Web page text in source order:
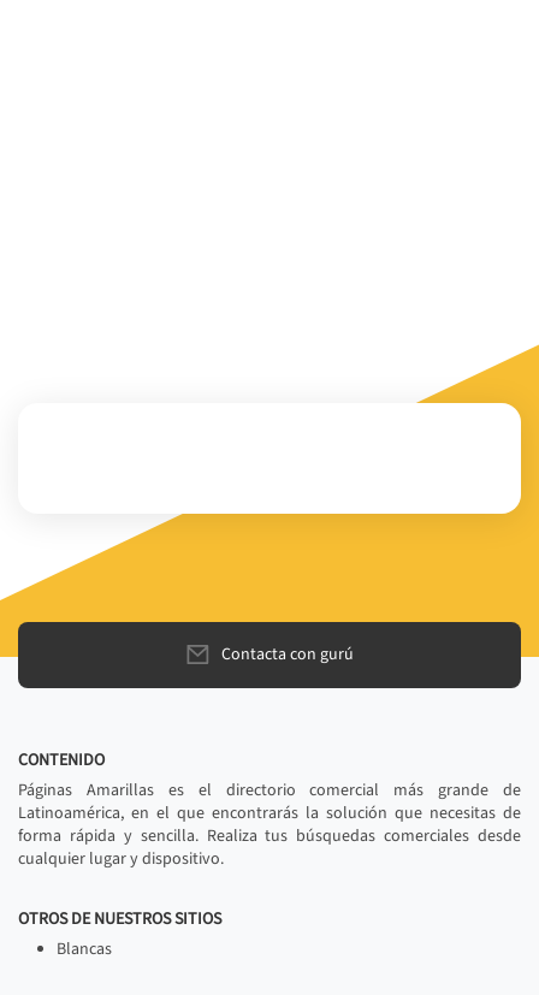
Contacta con gurú
CONTENIDO
Páginas Amarillas es el directorio comercial más grande de
Latinoamérica, en el que encontrarás la solución que necesitas de
forma rápida y sencilla. Realiza tus búsquedas comerciales desde
cualquier lugar y dispositivo.
OTROS DE NUESTROS SITIOS
Blancas